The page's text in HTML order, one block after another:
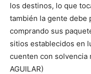
los destinos, lo que
también la gente debe
comprando sus
sitios establecidos en
cuenten con solvencia
AGUILAR)